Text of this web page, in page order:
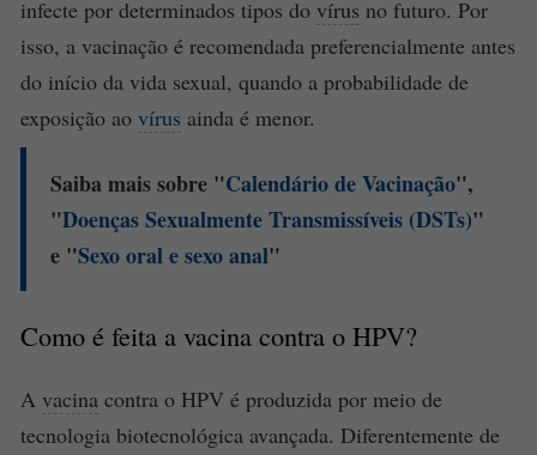
infecte por determinados tipos do vírus no futuro. Por
isso, a vacinação é recomendada preferencialmente antes
do início da vida sexual, quando a probabilidade de
exposição ao vírus ainda é menor.
Saiba mais sobre "Calendário de Vacinação",
"Doenças Sexualmente Transmissíveis (DSTs)"
e "Sexo oral e sexo anal"
Como é feita a vacina contra o HPV?
A vacina contra o HPV é produzida por meio de
tecnologia biotecnológica avançada. Diferentemente de